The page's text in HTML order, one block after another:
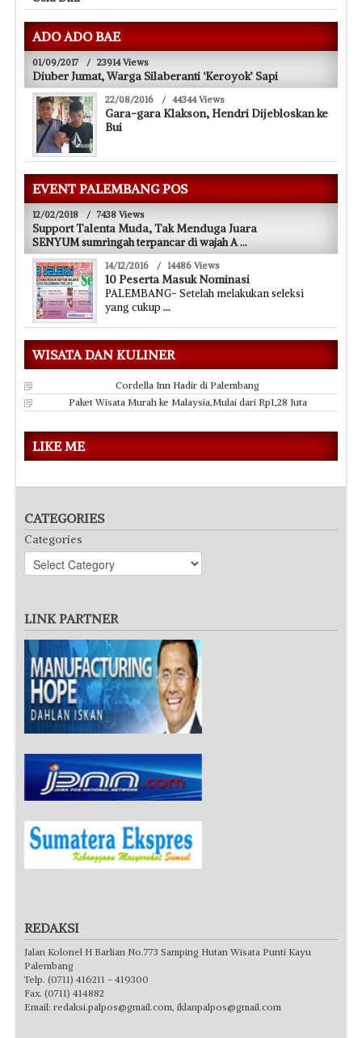
ADO ADO BAE
01/09/2017 / 23914 Views
Diuber Jumat, Warga Silaberanti ‘Keroyok’ Sapi
22/08/2016 / 44344 Views
Gara-gara Klakson, Hendri Dijebloskan ke
Bui
EVENT PALEMBANG POS
12/02/2018 / 7438 Views
Support Talenta Muda, Tak Menduga Juara
SENYUM sumringah terpancar di wajah A...
14/12/2016 / 14486 Views
10 Peserta Masuk Nominasi
PALEMBANG- Setelah melakukan seleksi
yang cukup ...
WISATA DAN KULINER
Cordella Inn Hadir di Palembang
Paket Wisata Murah ke Malaysia,Mulai dari Rp1,28 Juta
LIKE ME
CATEGORIES
Categories
LINK PARTNER
REDAKSI
Jalan Kolonel H Barlian No.773 Samping Hutan Wisata Punti Kayu
Palembang
Telp. (0711) 416211 - 419300
Fax. (0711) 414882
Email: redaksi.palpos@gmail.com, iklanpalpos@gmail.com